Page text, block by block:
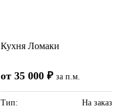
Кухня Ломаки
от 35 000 ₽ за п.м.
Тип:
На заказ